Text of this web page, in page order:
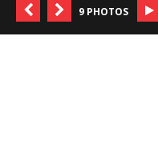
9 PHOTOS